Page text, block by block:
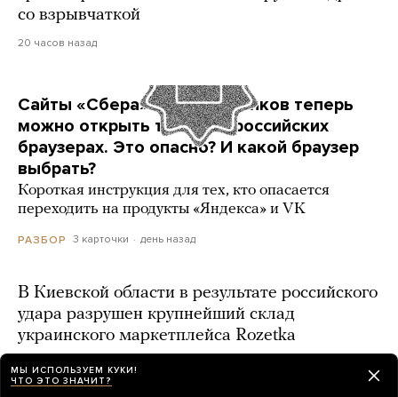
со взрывчаткой
20 часов назад
Сайты «Сбера» и других банков теперь
можно открыть только в российских
браузерах. Это опасно? И какой браузер
выбрать?
Короткая инструкция для тех, кто опасается
переходить на продукты «Яндекса» и VK
РАЗБОР 3 карточки день назад
В Киевской области в результате российского
удара разрушен крупнейший склад
украинского маркетплейса Rozetka
МЫ ИСПОЛЬЗУЕМ КУКИ!
ЧТО ЭТО ЗНАЧИТ?